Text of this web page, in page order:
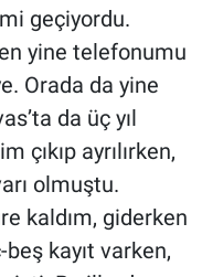
geçiyordu.
yine telefonumu
Orada da yine
da üç yıl
çıkıp ayrılırken,
olmuştu.
kaldım, giderken
kayıt varken,